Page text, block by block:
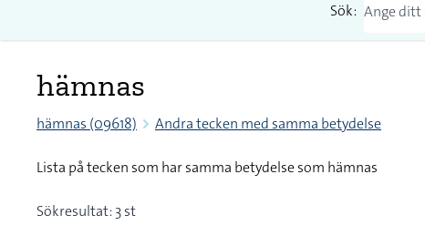
Sök:
hämnas
hämnas (09618) Andra tecken med samma betydelse
Lista på tecken som har samma betydelse som hämnas
Sökresultat: 3 st